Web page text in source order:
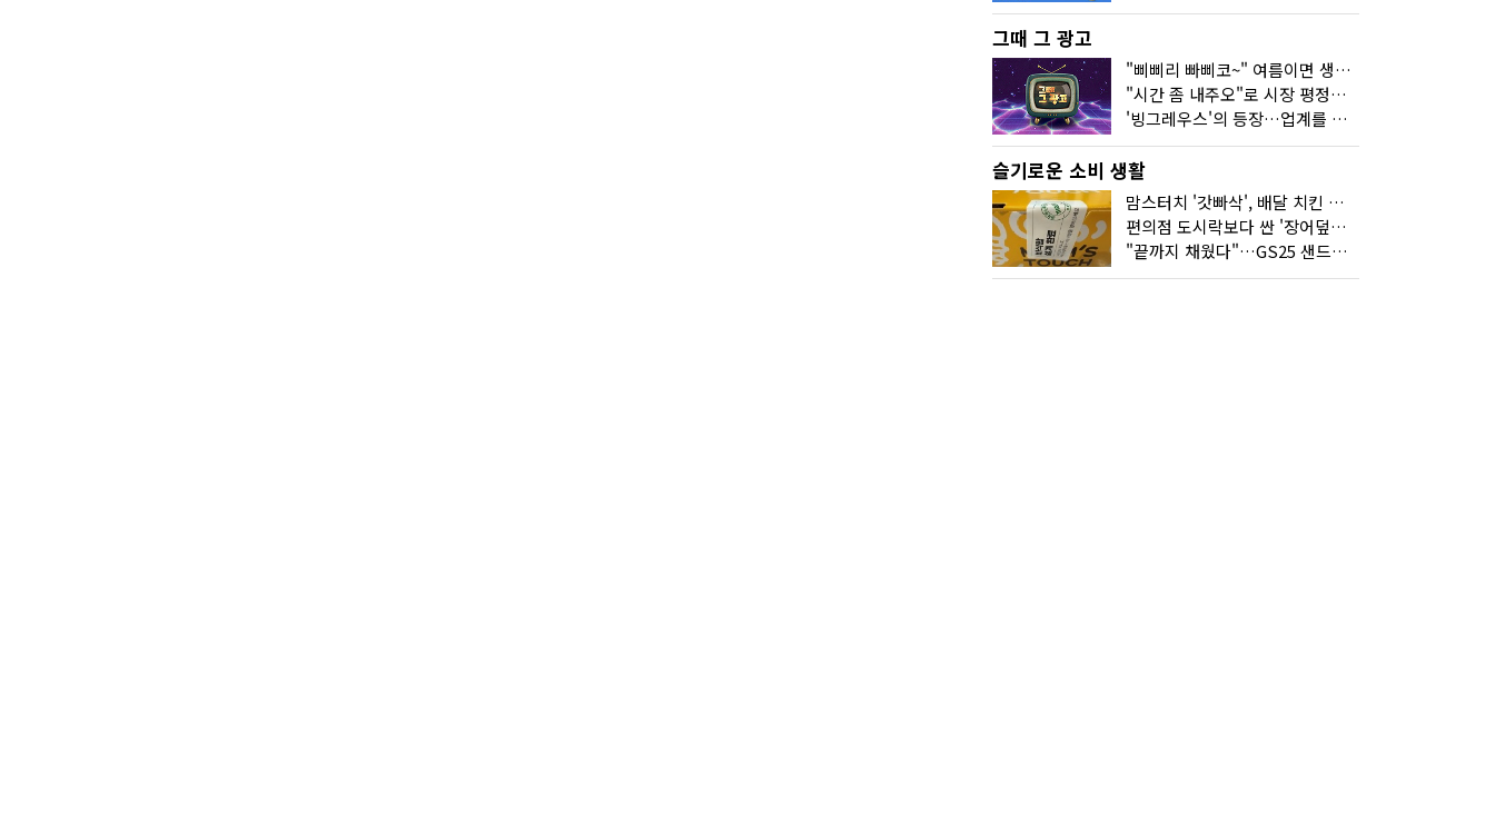
그때 그 광고
"삐삐리 빠삐코~" 여름이면 생각나는 그 노래
"시간 좀 내주오"로 시장 평정한 하이마트
'빙그레우스'의 등장…업계를 흔든 '세계관' 마케팅
슬기로운 소비 생활
맘스터치 '갓빠삭', 배달 치킨 선입견을 바꿨다
편의점 도시락보다 싼 '장어덮밥'…오뚜기가 해냈다
"끝까지 채웠다"…GS25 샌드위치의 달라진 '속'사정